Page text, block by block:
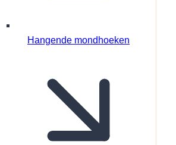
Hangende mondhoeken